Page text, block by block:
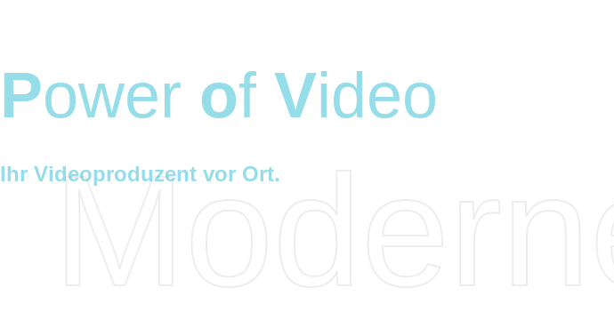
Power of Video
Ihr Videoproduzent vor Ort.
Moderne